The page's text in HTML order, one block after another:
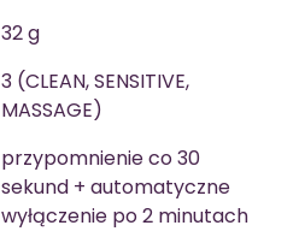
32 g
3 (CLEAN, SENSITIVE,
MASSAGE)
przypomnienie co 30
sekund + automatyczne
wyłączenie po 2 minutach